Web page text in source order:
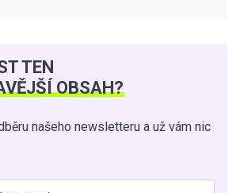
TEN
OBSAH?
našeho newsletteru a už vám nic